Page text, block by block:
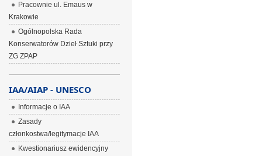
Pracownie ul. Emaus w
Krakowie
Ogólnopolska Rada
Konserwatorów Dzieł Sztuki przy
ZG ZPAP
IAA/AIAP - UNESCO
Informacje o IAA
Zasady
członkostwa/legitymacje IAA
Kwestionariusz ewidencyjny